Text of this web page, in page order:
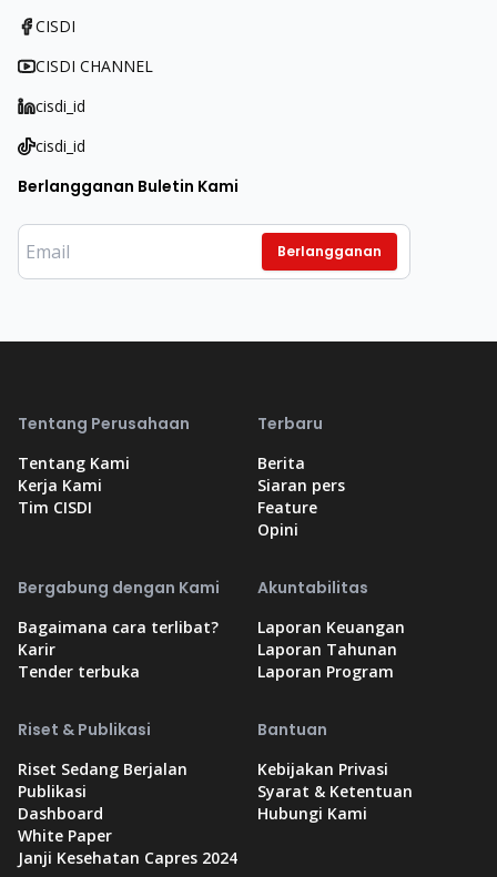
CISDI
CISDI CHANNEL
cisdi_id
cisdi_id
Berlangganan Buletin Kami
Berlangganan
Tentang Perusahaan
Tentang Kami
Kerja Kami
Tim CISDI
Terbaru
Berita
Siaran pers
Feature
Opini
Bergabung dengan Kami
Bagaimana cara terlibat?
Karir
Tender terbuka
Akuntabilitas
Laporan Keuangan
Laporan Tahunan
Laporan Program
Riset & Publikasi
Riset Sedang Berjalan
Publikasi
Dashboard
White Paper
Janji Kesehatan Capres 2024
Bantuan
Kebijakan Privasi
Syarat & Ketentuan
Hubungi Kami